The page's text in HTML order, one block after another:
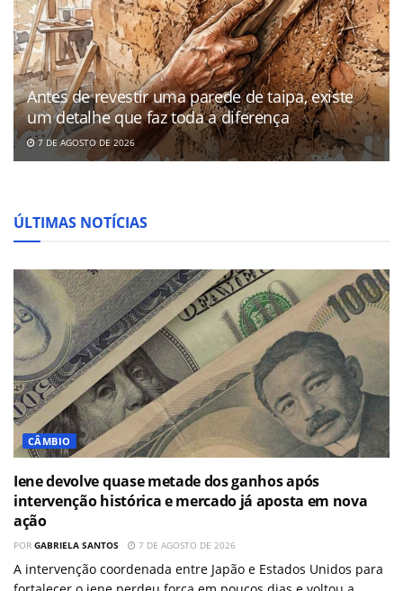
Antes de revestir uma parede de taipa, existe
um detalhe que faz toda a diferença
7 DE AGOSTO DE 2026
ÚLTIMAS NOTÍCIAS
CÂMBIO
Iene devolve quase metade dos ganhos após
intervenção histórica e mercado já aposta em nova
ação
POR GABRIELA SANTOS 7 DE AGOSTO DE 2026
A intervenção coordenada entre Japão e Estados Unidos para